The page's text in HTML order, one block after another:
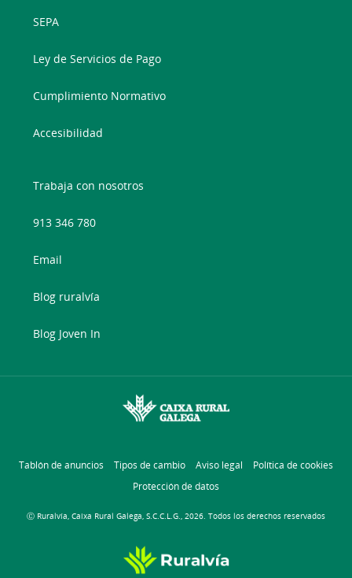
SEPA
Ley de Servicios de Pago
Cumplimiento Normativo
Accesibilidad
Trabaja con nosotros
913 346 780
Email
Blog ruralvía
Blog Joven In
Tablón de anuncios Tipos de cambio Aviso legal
Política de cookies
Protección de datos
Ⓒ Ruralvía, Caixa Rural Galega, S.C.C.L.G., 2026. Todos los derechos reservados